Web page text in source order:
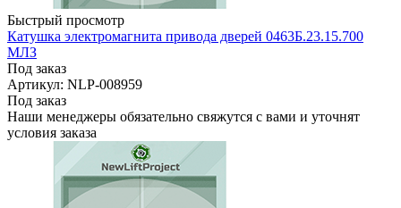
Быстрый просмотр
Катушка электромагнита привода дверей 0463Б.23.15.700
МЛЗ
Под заказ
Артикул: NLP-008959
Под заказ
Наши менеджеры обязательно свяжутся с вами и уточнят
условия заказа